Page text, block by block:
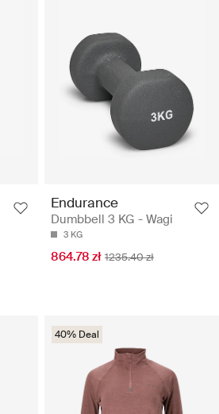
Endurance
Dumbbell 3 KG - Wagi
3 KG
864.78 zł 1235.40 zł
40% Deal